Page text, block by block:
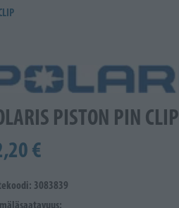
PISTON PIN CLIP
€
3083839